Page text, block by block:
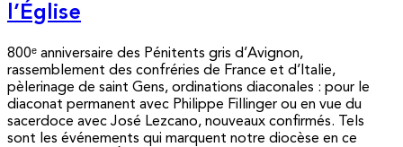
l’Église
800ᵉ anniversaire des Pénitents gris d’Avignon,
rassemblement des confréries de France et d’Italie,
pèlerinage de saint Gens, ordinations diaconales : pour le
diaconat permanent avec Philippe Fillinger ou en vue du
sacerdoce avec José Lezcano, nouveaux confirmés. Tels
sont les événements qui marquent notre diocèse en ce